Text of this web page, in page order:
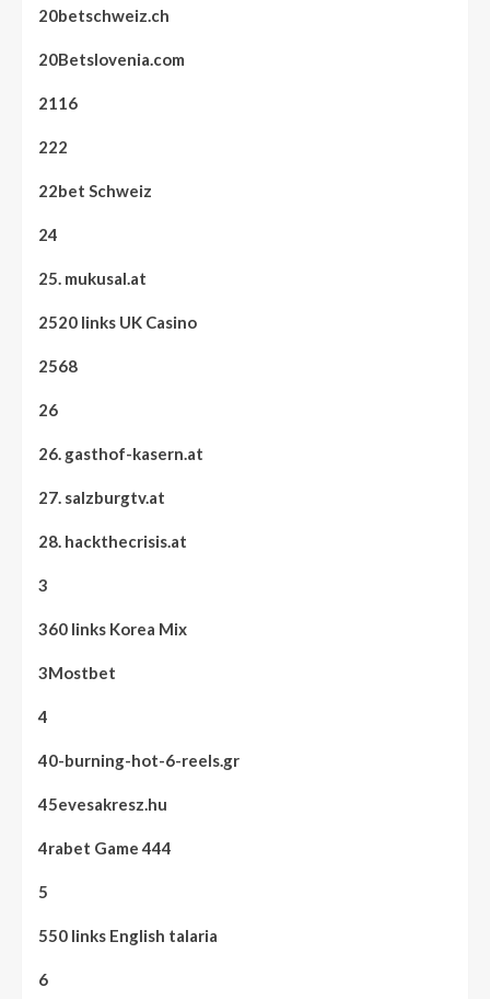
20betschweiz.ch
20Betslovenia.com
2116
222
22bet Schweiz
24
25. mukusal.at
2520 links UK Casino
2568
26
26. gasthof-kasern.at
27. salzburgtv.at
28. hackthecrisis.at
3
360 links Korea Mix
3Mostbet
4
40-burning-hot-6-reels.gr
45evesakresz.hu
4rabet Game 444
5
550 links English talaria
6